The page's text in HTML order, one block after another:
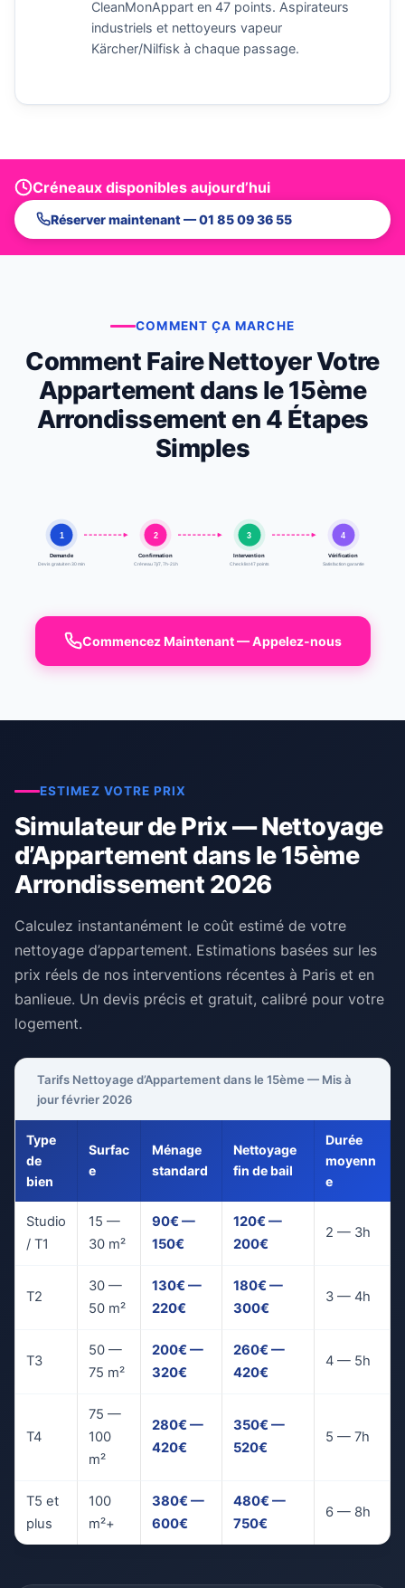
CleanMonAppart en 47 points. Aspirateurs
industriels et nettoyeurs vapeur
Kärcher/Nilfisk à chaque passage.
Créneaux disponibles aujourd’hui
Réserver maintenant — 01 85 09 36 55
COMMENT ÇA MARCHE
Comment Faire Nettoyer Votre
Appartement dans le 15ème
Arrondissement en 4 Étapes
Simples
1
Demande
Devis gratuit en 30 min
2
Confirmation
Créneau 7j/7, 7h-21h
3
Intervention
Checklist 47 points
4
Vérification
Satisfaction garantie
Commencez Maintenant — Appelez-nous
ESTIMEZ VOTRE PRIX
Simulateur de Prix — Nettoyage
d’Appartement dans le 15ème
Arrondissement 2026
Calculez instantanément le coût estimé de votre
nettoyage d’appartement. Estimations basées sur les
prix réels de nos interventions récentes à Paris et en
banlieue. Un devis précis et gratuit, calibré pour votre
logement.
Tarifs Nettoyage d’Appartement dans le 15ème — Mis à
jour février 2026
Type
de
bien
Surfac
e
Ménage
standard
Nettoyage
fin de bail
Durée
moyenn
e
Studio
/ T1
15 —
30 m²
90€ —
150€
120€ —
200€
2 — 3h
T2
30 —
50 m²
130€ —
220€
180€ —
300€
3 — 4h
T3
50 —
75 m²
200€ —
320€
260€ —
420€
4 — 5h
T4
75 —
100
m²
280€ —
420€
350€ —
520€
5 — 7h
T5 et
plus
100
m²+
380€ —
600€
480€ —
750€
6 — 8h